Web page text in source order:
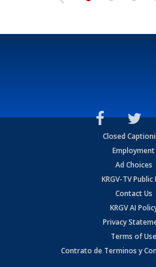
Closed
Employment
Ad Choices
KRGV-TV Public
Contact Us
KRGV AI
Privacy
Terms of Use
Contrato de Terminos y